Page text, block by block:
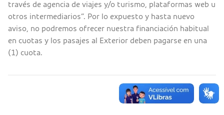
través de agencia de viajes y/o turismo, plataformas web u
otros intermediarios”. Por lo expuesto y hasta nuevo
aviso, no podremos ofrecer nuestra financiación habitual
en cuotas y los pasajes al Exterior deben pagarse en una
(1) cuota.